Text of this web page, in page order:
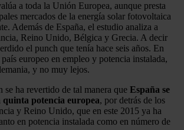
a toda la Unión Europea, aunque presta
mercados de la energía solar fotovoltaica
Además de España, el estudio analiza a
Reino Unido, Bélgica y Grecia. A decir
el punch que tenía hace seis años. En
europeo en empleo y potencia instalada,
y no muy lejos.
se ha revertido de tal manera que España se
potencia europea, por detrás de los
y Reino Unido, que en este 2015 ya ha
en potencia instalada como en número de